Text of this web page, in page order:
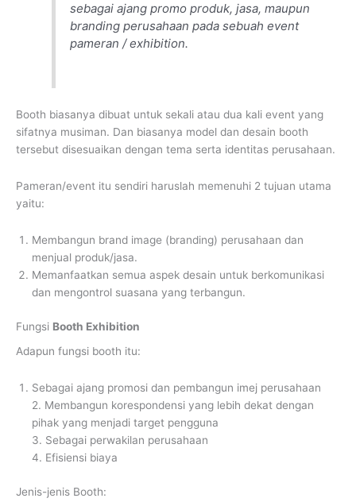
sebagai ajang promo produk, jasa, maupun
branding perusahaan pada sebuah event
pameran / exhibition.
Booth biasanya dibuat untuk sekali atau dua kali event yang
sifatnya musiman. Dan biasanya model dan desain booth
tersebut disesuaikan dengan tema serta identitas perusahaan.
Pameran/event itu sendiri haruslah memenuhi 2 tujuan utama
yaitu:
Membangun brand image (branding) perusahaan dan
menjual produk/jasa.
Memanfaatkan semua aspek desain untuk berkomunikasi
dan mengontrol suasana yang terbangun.
Fungsi Booth Exhibition
Adapun fungsi booth itu:
Sebagai ajang promosi dan pembangun imej perusahaan
2. Membangun korespondensi yang lebih dekat dengan
pihak yang menjadi target pengguna
3. Sebagai perwakilan perusahaan
4. Efisiensi biaya
Jenis-jenis Booth: